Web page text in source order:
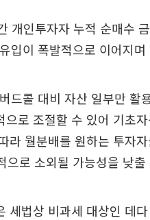
개인투자자 누적 순매수
입이 폭발적으로 이어지
드콜 대비 자산 일부만 활
로 조절할 수 있어 기초
라 월분배를 원하는 투자
으로 소외될 가능성을 낮
세법상 비과세 대상인 데